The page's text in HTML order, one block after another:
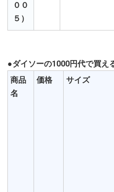
００
５）
●ダイソーの1000円代で買え
商品
名
価格 サイズ